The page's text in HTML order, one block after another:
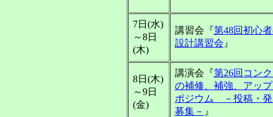
7日(水)
～8日
(木)
講習会『第48回初心
設計講習会 』
8日(木)
～9日
(金)
講演会『第26回コン
の補修、補強、アッ
ポジウム －投稿・発
募集－ 』